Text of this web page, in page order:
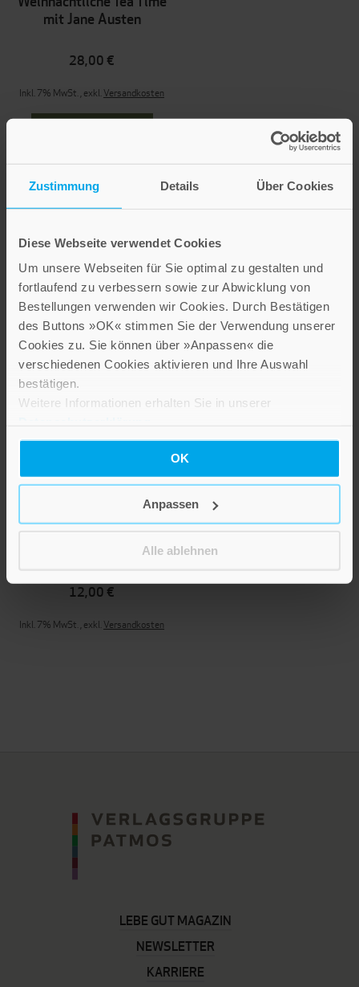
Zustimmung Details Über Cookies
Diese Webseite verwendet Cookies
Um unsere Webseiten für Sie optimal zu gestalten und
fortlaufend zu verbessern sowie zur Abwicklung von
Bestellungen verwenden wir Cookies. Durch Bestätigen
des Buttons »OK« stimmen Sie der Verwendung unserer
Cookies zu. Sie können über »Anpassen« die
verschiedenen Cookies aktivieren und Ihre Auswahl
bestätigen.
Weitere Informationen erhalten Sie in unserer
OK
Anpassen
Alle ablehnen
mit Jane Austen
28,00 €
Inkl. 7% MwSt.,exkl.Versandkosten
Dinner mit Jane Austen
28,00 €
Inkl. 7% MwSt. Versandkosten
12,00 €
Inkl. 7% MwSt.,exkl.Versandkosten
LEBE GUT MAGAZIN
NEWSLETTER
KARRIERE